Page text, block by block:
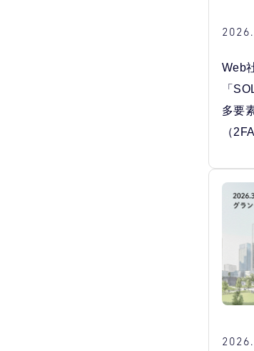
Web
「
多要
（